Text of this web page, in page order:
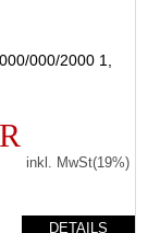
000/2000 1,
inkl. MwSt(19%)
DETAILS